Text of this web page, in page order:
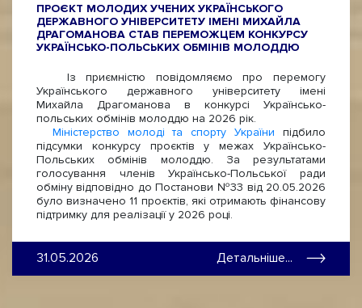
ПРОЄКТ МОЛОДИХ УЧЕНИХ УКРАЇНСЬКОГО
ДЕРЖАВНОГО УНІВЕРСИТЕТУ ІМЕНІ МИХАЙЛА
ДРАГОМАНОВА СТАВ ПЕРЕМОЖЦЕМ КОНКУРСУ
УКРАЇНСЬКО-ПОЛЬСЬКИХ ОБМІНІВ МОЛОДДЮ
Із приємністю повідомляємо про перемогу
Українського державного університету імені
Михайла Драгоманова в конкурсі Українсько-
польських обмінів молоддю на 2026 рік.
Міністерство молоді та спорту України підбило
підсумки конкурсу проєктів у межах Українсько-
Польських обмінів молоддю. За результатами
голосування членів Українсько-Польської ради
обміну відповідно до Постанови №33 від 20.05.2026
було визначено 11 проєктів, які отримають фінансову
підтримку для реалізації у 2026 році.
31.05.2026 Детальніше...